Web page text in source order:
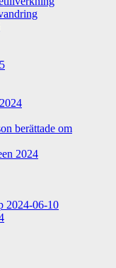
berättade om
2024
2024-06-10